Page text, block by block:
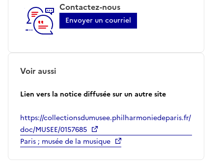
Contactez-nous
Envoyer un courriel
Voir aussi
Lien vers la notice diffusée sur un autre site
https://collectionsdumusee.philharmoniedeparis.fr/
doc/MUSEE/0157685
Paris ; musée de la musique